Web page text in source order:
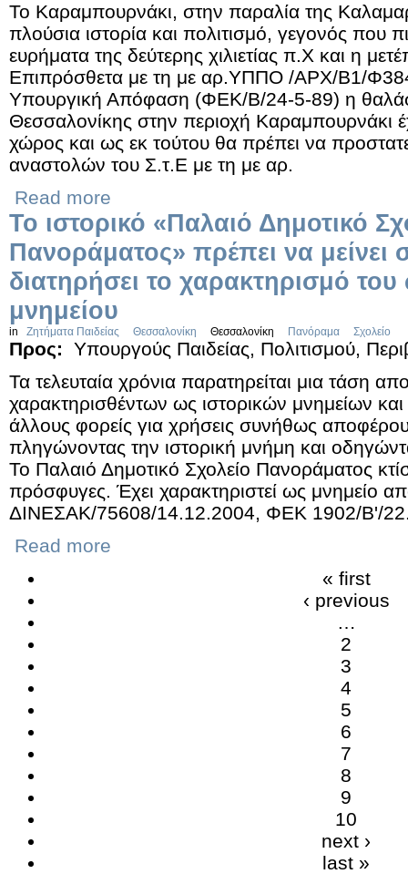
Το Καραμπουρνάκι, στην παραλία της
πλούσια ιστορία και πολιτισμό, γεγονός που
ευρήματα της δεύτερης χιλιετίας π.Χ και η
Επιπρόσθετα με τη με αρ.ΥΠΠΟ /ΑΡΧ/Β1/
Υπουργική Απόφαση (ΦΕΚ/Β/24-5-89) η
Θεσσαλονίκης στην περιοχή Καραμπουρνάκι
χώρος και ως εκ τούτου θα πρέπει να
αναστολών του Σ.τ.Ε με τη με αρ.
Read more
Το ιστορικό «Παλαιό Δημοτικό
Πανοράματος» πρέπει να μείνει
διατηρήσει το χαρακτηρισμό του
μνημείου
in Ζητήματα Παιδείας Θεσσαλονίκη Θεσσαλονίκη Πανόραμα Σχολείο
Προς:
Υπουργούς Παιδείας, Πολιτισμού,
Τα τελευταία χρόνια παρατηρείται μια τάση
χαρακτηρισθέντων ως ιστορικών μνημείων
άλλους φορείς για χρήσεις συνήθως
πληγώνοντας την ιστορική μνήμη και
Το Παλαιό Δημοτικό Σχολείο Πανοράματος
πρόσφυγες. Έχει χαρακτηριστεί ως μνημείο
ΔΙΝΕΣΑΚ/75608/14.12.2004, ΦΕΚ 1902/Β'/
Read more
« first
‹ previous
…
2
3
4
5
6
7
8
9
10
next ›
last »